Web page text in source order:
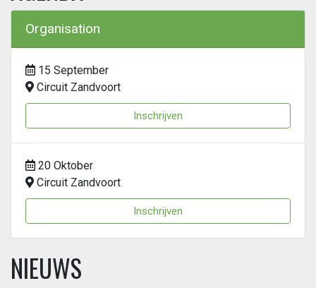
Organisation
15 September
Circuit Zandvoort
Inschrijven
20 Oktober
Circuit Zandvoort
Inschrijven
NIEUWS